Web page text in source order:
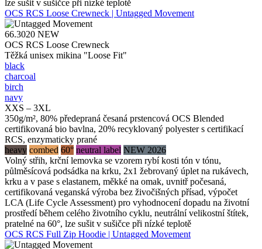
lze sušit v sušičce při nízké teplotě
OCS RCS Loose Crewneck | Untagged Movement
66.3020 NEW
OCS RCS Loose Crewneck
Těžká unisex mikina "Loose Fit"
black
charcoal
birch
navy
XXS – 3XL
350g/m², 80% předepraná česaná prstencová OCS Blended
certifikovaná bio bavlna, 20% recyklovaný polyester s certifikací
RCS, enzymaticky prané
heavy combed 60° neutral label NEW 2026
Volný střih, krční lemovka se vzorem rybí kosti tón v tónu,
půlměsícová podsádka na krku, 2x1 žebrovaný úplet na rukávech,
krku a v pase s elastanem, měkké na omak, uvnitř počesaná,
certifikovaná veganská výroba bez živočišných přísad, výpočet
LCA (Life Cycle Assessment) pro vyhodnocení dopadu na životní
prostředí během celého životního cyklu, neutrální velikostní štítek,
pratelné na 60°, lze sušit v sušičce při nízké teplotě
OCS RCS Full Zip Hoodie | Untagged Movement